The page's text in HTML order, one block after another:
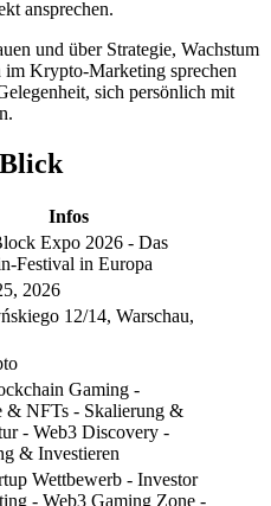
ansprechen.
und über Strategie, Wachstum
Krypto-Marketing sprechen
sich persönlich mit
Infos
Expo 2026 - Das
Festival in Europa
2026
12/14, Warschau,
Gaming -
& NFTs - Skalierung &
- Web3 Discovery -
& Investieren
Wettbewerb - Investor
- Web3 Gaming Zone -